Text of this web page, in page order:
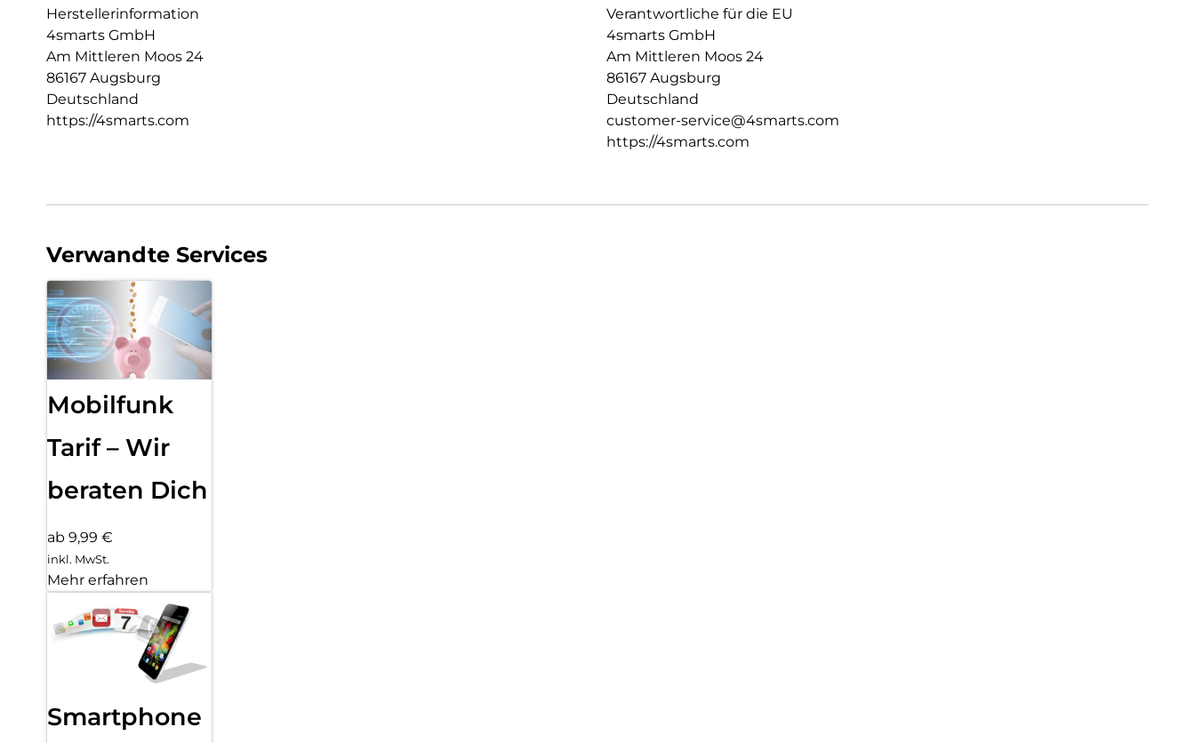
Herstellerinformation
4smarts GmbH
Am Mittleren Moos 24
86167 Augsburg
Deutschland
https://4smarts.com
Verantwortliche für die EU
4smarts GmbH
Am Mittleren Moos 24
86167 Augsburg
Deutschland
customer-service@4smarts.com
https://4smarts.com
Verwandte Services
Mobilfunk
Tarif – Wir
beraten Dich
ab 9,99 €
inkl. MwSt.
Mehr erfahren
Smartphone